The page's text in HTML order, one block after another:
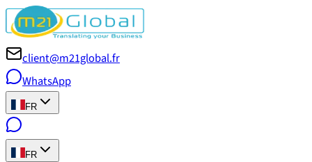
client@m21global.fr
WhatsApp
FR
FR